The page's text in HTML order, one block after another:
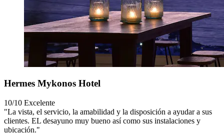
Hermes Mykonos Hotel
10/10 Excelente
"La vista, el servicio, la amabilidad y la disposición a ayudar a sus
clientes. EL desayuno muy bueno así como sus instalaciones y
ubicación."